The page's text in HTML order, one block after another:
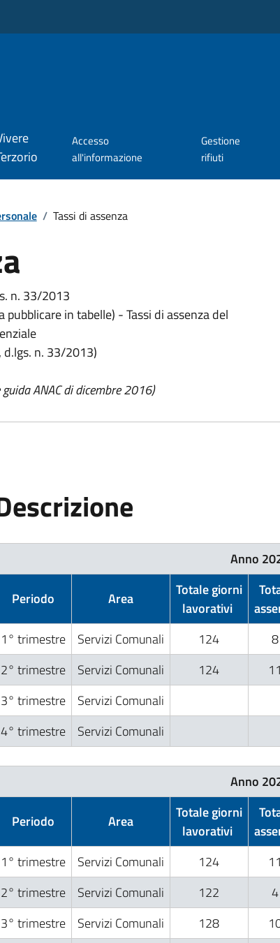
Accesso
all'informazione
Gestione
rifiuti
/ Tassi di assenza
n. 33/2013
in tabelle) - Tassi di assenza del
n. 33/2013)
ANAC di dicembre 2016)
Anno
Periodo Area
Totale giorni
lavorativi
1° trimestre Servizi Comunali 124 8
2° trimestre
Servizi Comunali 124 11
3° trimestre
Servizi Comunali
4° trimestre
Servizi Comunali
Anno
Periodo Area
Totale giorni
lavorativi
1° trimestre Servizi Comunali 124 11
2° trimestre
Servizi Comunali 122 4
3° trimestre
Servizi Comunali 128